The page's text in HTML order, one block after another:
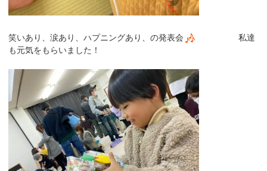
笑いあり、涙あり、ハプニングあり、の発表会
私達
も元気をもらいました！